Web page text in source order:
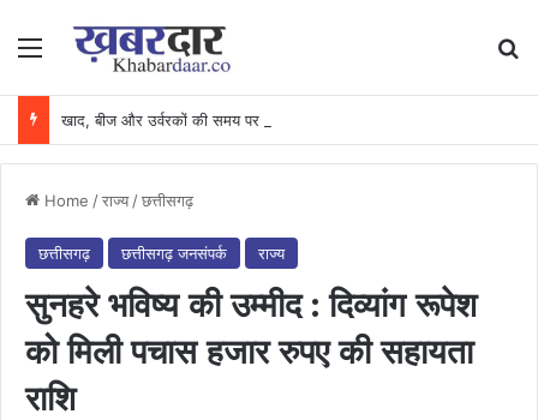
Menu
Home /राज्य /छत्तीसगढ़
छत्तीसगढ़ छत्तीसगढ़ जनसंपर्क राज्य
सुनहरे भविष्य की उम्मीद : दिव्यांग रूपेश
को मिली पचास हजार रुपए की सहायता
राशि